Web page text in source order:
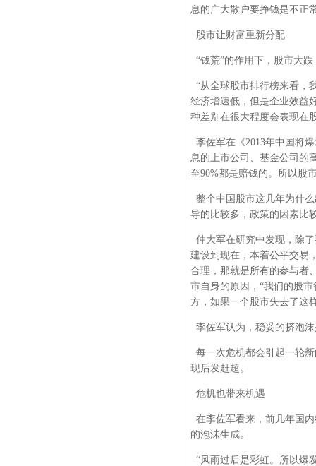
息的广大散户要挣钱是不正
股市让财富重新分配
“钱荒”的作用下，股市大
“从全球股市排行榜来看，
经济增速低，但是企业效益
种差别在很大程度会表现在
李佐军在《2013年中国将
息的上市公司、基金公司的
至90%都是赔钱的。所以股
整个中国股市这几年为什
导的比较多，政策的因素比
仲大军在研究中发现，除
建设到现在，本着公平交易
合理，那就是所有的参与者
市自身的原因，“我们的股
方，如果一个股市失去了这
李佐军认为，稳妥的挤泡
每一次危机都会引起一轮
现后发赶超。
危机也带来机遇
在李佐军看来，前几年国
的泡沫生成。
“风雨过后是彩虹。所以爆